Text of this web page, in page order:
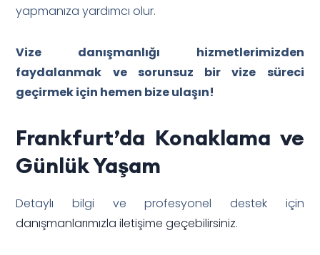
yapmanıza yardımcı olur.
Vize danışmanlığı hizmetlerimizden
faydalanmak ve sorunsuz bir vize süreci
geçirmek için hemen bize ulaşın!
Frankfurt’da Konaklama ve
Günlük Yaşam
Detaylı bilgi ve profesyonel destek için
danışmanlarımızla iletişime geçebilirsiniz.